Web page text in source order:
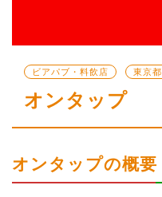
ビアパブ・料飲店 東京都
オンタップ
オンタップの概要